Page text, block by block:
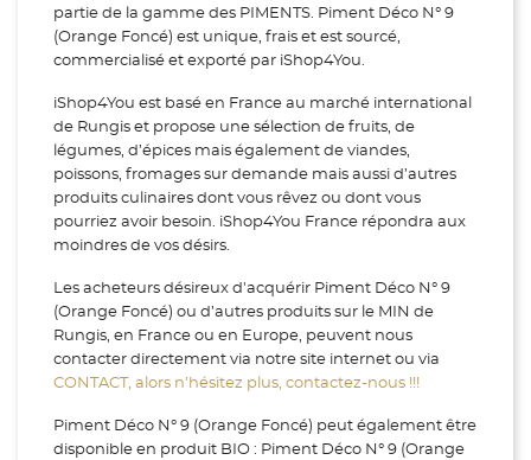
partie de la gamme des PIMENTS. Piment Déco N° 9
(Orange Foncé) est unique, frais et est sourcé,
commercialisé et exporté par iShop4You.
iShop4You est basé en France au marché international
de Rungis et propose une sélection de fruits, de
légumes, d’épices mais également de viandes,
poissons, fromages sur demande mais aussi d’autres
produits culinaires dont vous rêvez ou dont vous
pourriez avoir besoin. iShop4You France répondra aux
moindres de vos désirs.
Les acheteurs désireux d'acquérir Piment Déco N° 9
(Orange Foncé) ou d’autres produits sur le MIN de
Rungis, en France ou en Europe, peuvent nous
contacter directement via notre site internet ou via
CONTACT, alors n’hésitez plus, contactez-nous !!!
Piment Déco N° 9 (Orange Foncé) peut également être
disponible en produit BIO : Piment Déco N° 9 (Orange